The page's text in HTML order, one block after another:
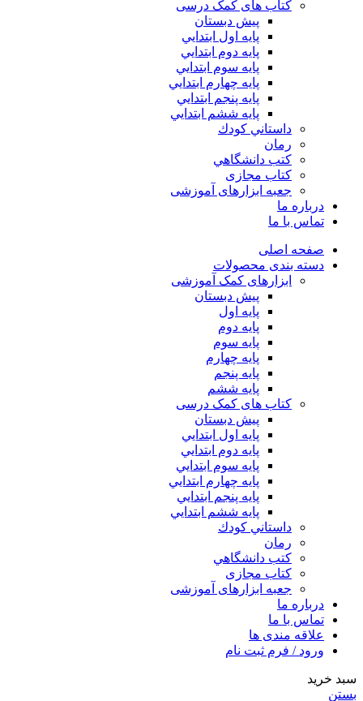
کتاب های کمک درسی
پیش دبستان
پايه اول ابتدايي
پايه دوم ابتدايي
پايه سوم ابتدايي
پايه چهارم ابتدايي
پايه پنجم ابتدايي
پايه ششم ابتدايي
داستاني كودك
رمان
كتب دانشگاهي
کتاب مجازی
جعبه ابزارهای آموزشی
درباره ما
تماس با ما
صفحه اصلی
دسته بندی محصولات
ابزارهای کمک آموزشی
پیش دبستان
پایه اول
پایه دوم
پایه سوم
پایه چهارم
پايه پنجم
پایه ششم
کتاب های کمک درسی
پیش دبستان
پايه اول ابتدايي
پايه دوم ابتدايي
پايه سوم ابتدايي
پايه چهارم ابتدايي
پايه پنجم ابتدايي
پايه ششم ابتدايي
داستاني كودك
رمان
كتب دانشگاهي
کتاب مجازی
جعبه ابزارهای آموزشی
درباره ما
تماس با ما
علاقه مندی ها
ورود / فرم ثبت نام
سبد خرید
بستن